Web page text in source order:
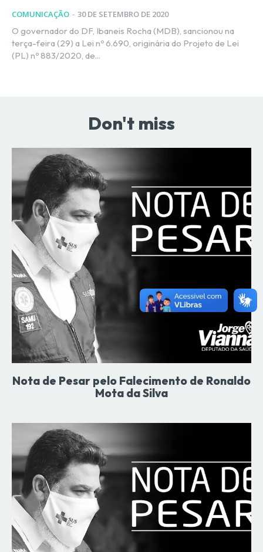
COMUNICAÇÃO - 30 DE SETEMBRO DE 2020
O governador do DF, Ibaneis Rocha (MDB), sancionou na
terça-feira (29) a Lei nº 6.690, originária do Projeto de Lei
(PL) nº 883/2020, de...
Don't miss
Nota de Pesar pelo Falecimento de Ronaldo
Mota da Silva